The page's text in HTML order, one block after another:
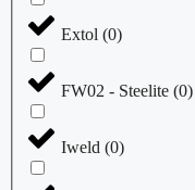
Extol (0)
FW02 - Steelite (0)
Iweld (0)